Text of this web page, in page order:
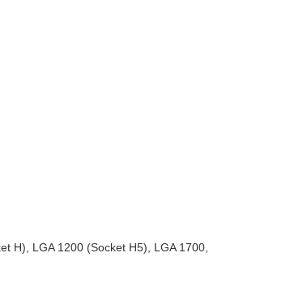
H), LGA 1200 (Socket H5), LGA 1700,